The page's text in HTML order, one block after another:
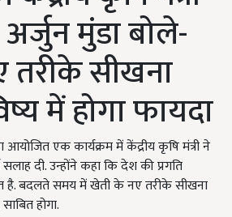
मुंडा बोले-
सीखना
में होगा फायदा
आयोजित एक कार्यक्रम में केंद्रीय कृषि मंत्री ने
दी. उन्होंने कहा कि देश की प्रगति
है. बदलते समय में खेती के नए तरीके सीखना
होगा.